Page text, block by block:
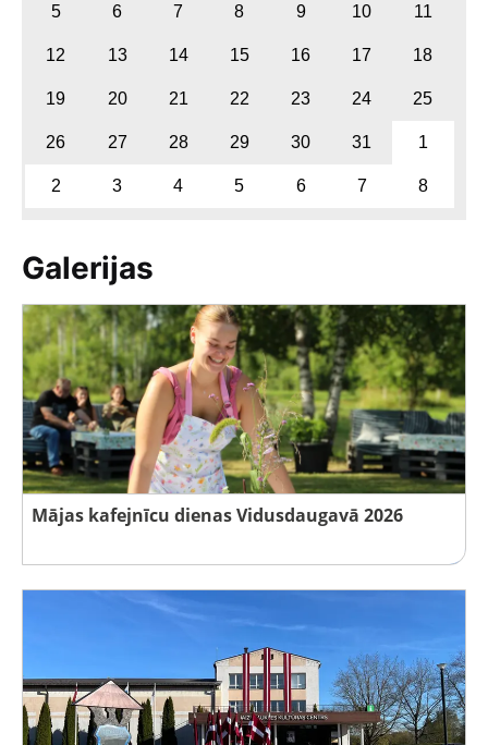
5 6 7 8 9 10 11
12 13 14 15 16 17 18
19 20 21 22 23 24 25
26 27 28 29 30 31 1
2 3 4 5 6 7 8
Galerijas
Mājas kafejnīcu dienas Vidusdaugavā 2026